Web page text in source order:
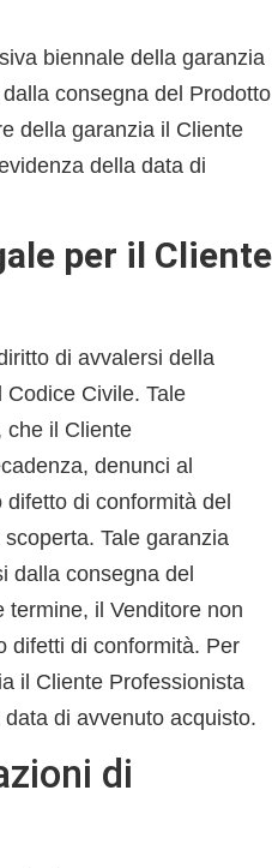
biennale della garanzia
consegna del Prodotto
della garanzia il Cliente
della data di
per il Cliente
di avvalersi della
Civile. Tale
che il Cliente
denunci al
difetto di conformità del
Tale garanzia
dalla consegna del
termine, il Venditore non
difetti di conformità. Per
il Cliente Professionista
di avvenuto acquisto.
di